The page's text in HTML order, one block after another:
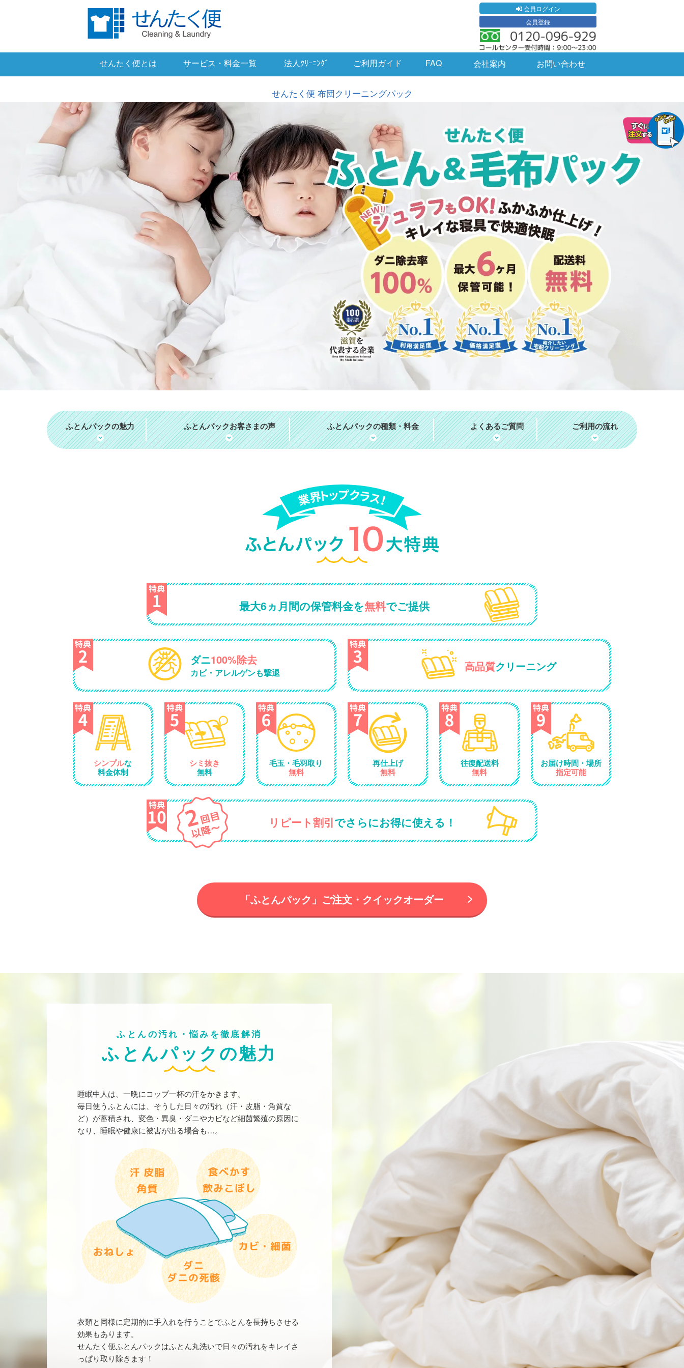
会員ログイン
会員登録
せんたく便とは サービス・料金一覧 法人ｸﾘｰﾆﾝｸﾞ ご利用ガイド FAQ 会社案内 お問い合わせ
せんたく便 布団クリーニングパック
ふとんパックの魅力 ふとんパックお客さまの声 ふとんパックの種類・料金 よくあるご質問 ご利用の流れ
最大6ヵ月間の保管料金を無料でご提供
ダニ100%除去
カビ・アレルゲンも撃退 高品質クリーニング
シンプルな
料金体制
シミ抜き
無料
毛玉・毛羽取り
無料
再仕上げ
無料
往復配送料
無料
お届け時間・場所
指定可能
リピート割引でさらにお得に使える！
「ふとんパック」 ご注文・クイックオーダー
ふとんの汚れ・悩みを徹底解消
ふとんパックの魅力
睡眠中人は、一晩にコップ一杯の汗をかきます。
毎日使うふとんには、そうした日々の汚れ（汗・皮脂・角質な
ど）が蓄積され、変色・異臭・ダニやカビなど細菌繁殖の原因に
なり、睡眠や健康に被害が出る場合も…。
衣類と同様に定期的に手入れを行うことでふとんを長持ちさせる
効果もあります。
せんたく便ふとんパックはふとん丸洗いで日々の汚れをキレイさ
っぱり取り除きます！